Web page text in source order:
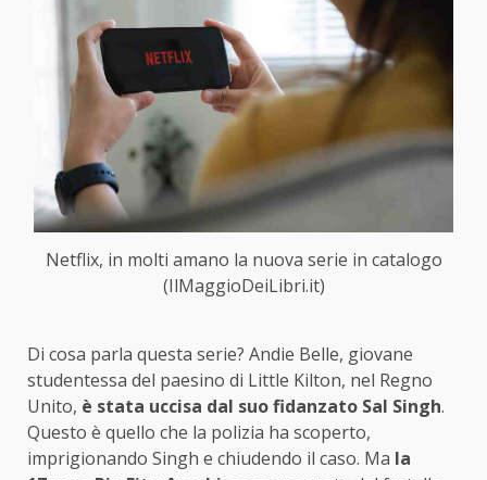
Netflix, in molti amano la nuova serie in catalogo
(IlMaggioDeiLibri.it)
Di cosa parla questa serie? Andie Belle, giovane
studentessa del paesino di Little Kilton, nel Regno
Unito, è stata uccisa dal suo fidanzato Sal Singh.
Questo è quello che la polizia ha scoperto,
imprigionando Singh e chiudendo il caso. Ma la